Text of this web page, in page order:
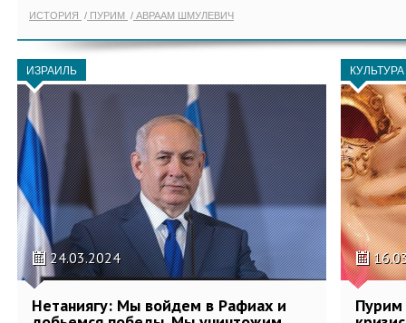
ИСТОРИЯ ПУРИМ АВРААМ ШМУЛЕВИЧ
ИЗРАИЛЬ
24.03.2024
Нетаниягу: Мы войдем в Рафиах и
КУЛЬТУРА
Пурим